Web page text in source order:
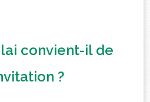
convient-il de
?